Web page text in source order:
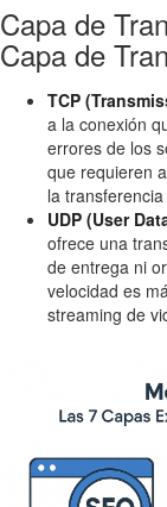
Capa de
Capa de
TCP
a la conexión
errores de los
que requieren
la
UDP (User
ofrece una
de entrega ni
velocidad es
streaming de